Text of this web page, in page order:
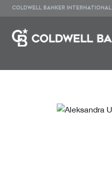
COLDWELL BANKER INTERNATIONAL